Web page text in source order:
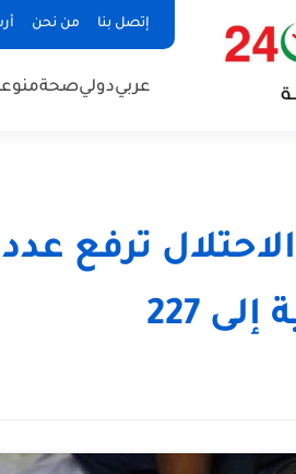
إتصل بنا من نحن
عربيدوليصحة
ترفع
227